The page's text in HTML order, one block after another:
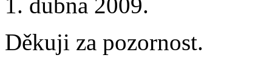
Děkuji za pozornost.